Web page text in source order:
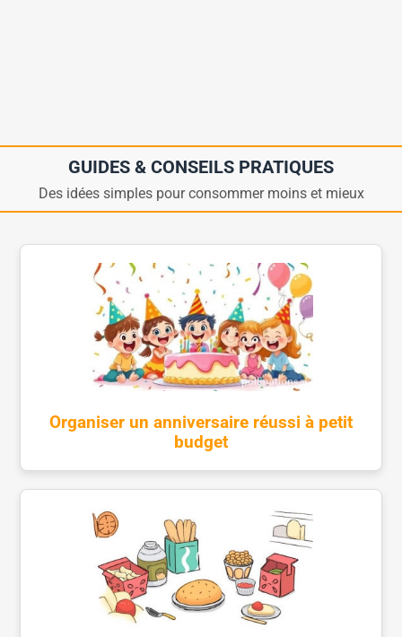
GUIDES & CONSEILS PRATIQUES
Des idées simples pour consommer moins et mieux
Organiser un anniversaire réussi à petit
budget